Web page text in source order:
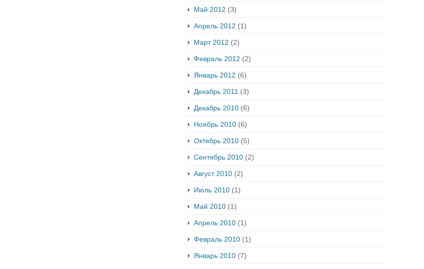
Май 2012 (3)
Апрель 2012 (1)
Март 2012 (2)
Февраль 2012 (2)
Январь 2012 (6)
Декабрь 2011 (3)
Декабрь 2010(6)
Ноябрь 2010(6)
Октябрь 2010(5)
Сентябрь 2010(2)
Август 2010(2)
Июль 2010(1)
Май 2010(1)
Апрель 2010(1)
Февраль 2010(1)
Январь 2010(7)